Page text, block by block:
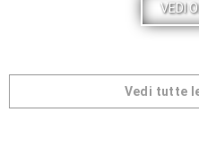
VEDI
Vedi tutte